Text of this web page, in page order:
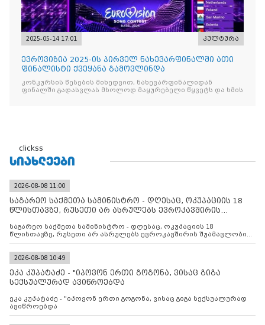
2025-05-14 17:01 კულტურა
ევროვიზია 2025-ის პირველ ნახევარფინალში ათი
ფინალისტი ქვეყანა გამოვლინდა
კონკურსის წესების მიხედვით, ნახევარფინალიდან
ფინალში გადასვლას მხოლოდ მაყურებელი წყვეტს და ხმის
clickss
ᲡᲘᲐᲮᲚᲔᲔᲑᲘ
2026-08-08 11:00
საგარეო საქმეთა სამინისტრო - დღესაც, ოკუპაციის 18
წლისთავზე, რუსეთი არ ასრულებს ევროკავშირის
საგარეო საქმეთა სამინისტრო - დღესაც, ოკუპაციის 18
წლისთავზე, რუსეთი არ ასრულებს ევროკავშირის შუამავლობით
დადებულ 2008 წლის 12 აგვისტოს ცეცხლის შეწყვეტის
კონტროლს ოკუპირებულ რეგიონებში, აგრძელებს მათი
მილიტარიზაციის პროცესს და აქტიურად დგამს ნაბიჯებს მათი
ფაქტობრივი ანექსიისკენ
2026-08-08 10:49
ეკა კუპატაძე - "იპოვონ ერთი გოგონა, ვისაც გიგა
სექსუალურად ავიწროებდა
ეკა კუპატაძე - "იპოვონ ერთი გოგონა, ვისაც გიგა სექსუალურად
ავიწროებდა